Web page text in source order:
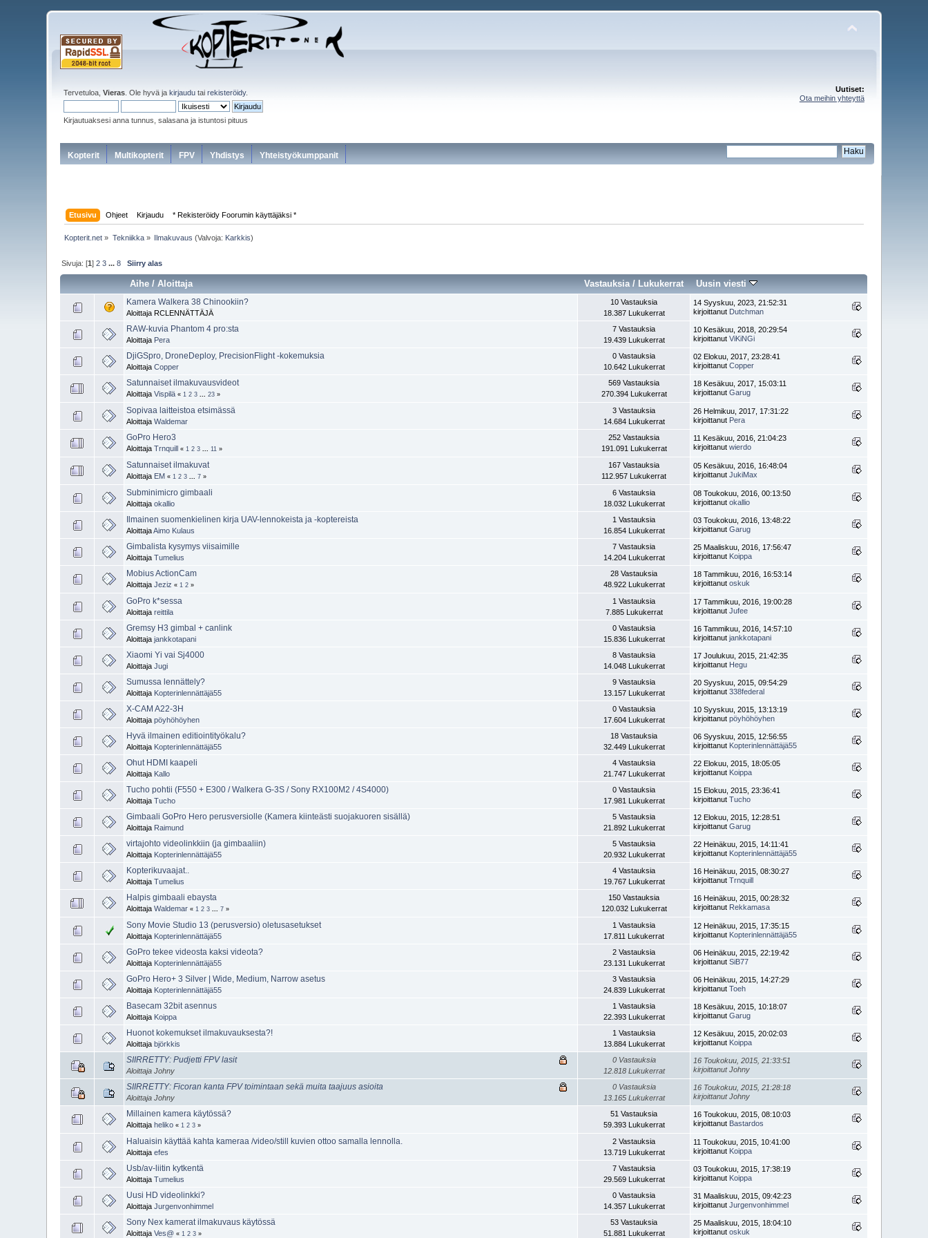
Tervetuloa,Vieras . Ole hyvä jakirjaudu tairekisteröidy.
Kirjautuaksesi anna tunnus, salasana ja istuntosi pituus
Uutiset:
Ota meihin yhteyttä
Kopterit Multikopterit FPV Yhdistys Yhteistyökumppanit
Etusivu Ohjeet Kirjaudu * Rekisteröidy Foorumin käyttäjäksi *
Kopterit.net » Tekniikka» Ilmakuvaus (Valvoja: Karkkis)
Sivuja: [1]2 3 ...8 Siirry alas
Aihe /Aloittaja Vastauksia/ Lukukerrat Uusin viesti
Kamera Walkera 38 Chinookiin?
Aloittaja RCLENNÄTTÄJÄ
10 Vastauksia
18.387 Lukukerrat
14 Syyskuu, 2023, 21:52:31
kirjoittanut Dutchman
RAW-kuvia Phantom 4 pro:sta
Aloittaja Pera
7 Vastauksia
19.439 Lukukerrat
10 Kesäkuu, 2018, 20:29:54
kirjoittanutViKiNGi
DjiGSpro, DroneDeploy, PrecisionFlight -kokemuksia
AloittajaCopper
0 Vastauksia
10.642 Lukukerrat
02 Elokuu, 2017, 23:28:41
kirjoittanutCopper
Satunnaiset ilmakuvausvideot
AloittajaVispilä « 1 2 3 ...23 »
569 Vastauksia
270.394 Lukukerrat
18 Kesäkuu, 2017, 15:03:11
kirjoittanutGarug
Sopivaa laitteistoa etsimässä
AloittajaWaldemar
3 Vastauksia
14.684 Lukukerrat
26 Helmikuu, 2017, 17:31:22
kirjoittanut Pera
GoPro Hero3
AloittajaTrnquill « 1 2 3 11 »
252 Vastauksia
191.091 Lukukerrat
11 Kesäkuu, 2016, 21:04:23
kirjoittanutwierdo
Satunnaiset ilmakuvat
Aloittaja EM « 1 2 3 ...7 »
167 Vastauksia
112.957 Lukukerrat
05 Kesäkuu, 2016, 16:48:04
kirjoittanutJukiMax
Subminimicro gimbaali
Aloittajaokallio
6 Vastauksia
18.032 Lukukerrat
08 Toukokuu, 2016, 00:13:50
kirjoittanutokallio
Ilmainen suomenkielinen kirja UAV-lennokeista ja -koptereista
AloittajaAimo Kulaus
1 Vastauksia
16.854 Lukukerrat
03 Toukokuu, 2016, 13:48:22
kirjoittanutGarug
Gimbalista kysymys viisaimille
AloittajaTumelius
7 Vastauksia
14.204 Lukukerrat
25 Maaliskuu, 2016, 17:56:47
kirjoittanut Koippa
Mobius ActionCam
AloittajaJeziz « 1 2 »
28 Vastauksia
48.922 Lukukerrat
18 Tammikuu, 2016, 16:53:14
kirjoittanutoskuk
GoPro k*sessa
Aloittajareittila
1 Vastauksia
7.885 Lukukerrat
17 Tammikuu, 2016, 19:00:28
kirjoittanutJufee
Gremsy H3 gimbal + canlink
Aloittajajankkotapani
0 Vastauksia
15.836 Lukukerrat
16 Tammikuu, 2016, 14:57:10
kirjoittanutjankkotapani
Xiaomi Yi vai Sj4000
AloittajaJugi
8 Vastauksia
14.048 Lukukerrat
17 Joulukuu, 2015, 21:42:35
kirjoittanut Hegu
Sumussa lennättely?
Aloittaja Kopterinlennättäjä55
9 Vastauksia
13.157 Lukukerrat
20 Syyskuu, 2015, 09:54:29
kirjoittanut338federal
X-CAM A22-3H
Aloittajapöyhöhöyhen
0 Vastauksia
17.604 Lukukerrat
10 Syyskuu, 2015, 13:13:19
kirjoittanutpöyhöhöyhen
Hyvä ilmainen editiointityökalu?
Aloittaja Kopterinlennättäjä55
18 Vastauksia
32.449 Lukukerrat
06 Syyskuu, 2015, 12:56:55
kirjoittanut Kopterinlennättäjä55
Ohut HDMI kaapeli
Aloittaja Kallo
4 Vastauksia
21.747 Lukukerrat
22 Elokuu, 2015, 18:05:05
kirjoittanut Koippa
Tucho pohtii (F550 + E300 / Walkera G-3S / Sony RX100M2 / 4S4000)
AloittajaTucho
0 Vastauksia
17.981 Lukukerrat
15 Elokuu, 2015, 23:36:41
kirjoittanutTucho
Gimbaali GoPro Hero perusversiolle (Kamera kiinteästi suojakuoren sisällä)
Aloittaja Raimund
5 Vastauksia
21.892 Lukukerrat
12 Elokuu, 2015, 12:28:51
kirjoittanutGarug
virtajohto videolinkkiin (ja gimbaaliin)
Aloittaja Kopterinlennättäjä55
5 Vastauksia
20.932 Lukukerrat
22 Heinäkuu, 2015, 14:11:41
kirjoittanut Kopterinlennättäjä55
Kopterikuvaajat..
AloittajaTumelius
4 Vastauksia
19.767 Lukukerrat
16 Heinäkuu, 2015, 08:30:27
kirjoittanutTrnquill
Halpis gimbaali ebaysta
AloittajaWaldemar « 1 2 3 ...7 »
150 Vastauksia
120.032 Lukukerrat
16 Heinäkuu, 2015, 00:28:32
kirjoittanut Rekkamasa
Sony Movie Studio 13 (perusversio) oletusasetukset
Aloittaja Kopterinlennättäjä55
1 Vastauksia
17.811 Lukukerrat
12 Heinäkuu, 2015, 17:35:15
kirjoittanut Kopterinlennättäjä55
GoPro tekee videosta kaksi videota?
Aloittaja Kopterinlennättäjä55
2 Vastauksia
23.131 Lukukerrat
06 Heinäkuu, 2015, 22:19:42
kirjoittanutSiB77
GoPro Hero+ 3 Silver | Wide, Medium, Narrow asetus
Aloittaja Kopterinlennättäjä55
3 Vastauksia
24.839 Lukukerrat
06 Heinäkuu, 2015, 14:27:29
kirjoittanutToeh
Basecam 32bit asennus
Aloittaja Koippa
1 Vastauksia
22.393 Lukukerrat
18 Kesäkuu, 2015, 10:18:07
kirjoittanutGarug
Huonot kokemukset ilmakuvauksesta?!
Aloittajabjörkkis
1 Vastauksia
13.884 Lukukerrat
12 Kesäkuu, 2015, 20:02:03
kirjoittanut Koippa
SIIRRETTY: Pudjetti FPV lasit
Aloittaja Johny
0 Vastauksia
12.818 Lukukerrat
16 Toukokuu, 2015, 21:33:51
kirjoittanut Johny
SIIRRETTY: Ficoran kanta FPV toimintaan sekä muita taajuus asioita
Aloittaja Johny
0 Vastauksia
13.165 Lukukerrat
16 Toukokuu, 2015, 21:28:18
kirjoittanut Johny
Millainen kamera käytössä?
Aloittajaheliko « 1 2 3 »
51 Vastauksia
59.393 Lukukerrat
16 Toukokuu, 2015, 08:10:03
kirjoittanut Bastardos
Haluaisin käyttää kahta kameraa /video/still kuvien ottoo samalla lennolla.
Aloittajaefes
2 Vastauksia
13.719 Lukukerrat
11 Toukokuu, 2015, 10:41:00
kirjoittanut Koippa
Usb/av-liitin kytkentä
AloittajaTumelius
7 Vastauksia
29.569 Lukukerrat
03 Toukokuu, 2015, 17:38:19
kirjoittanut Koippa
Uusi HD videolinkki?
AloittajaJurgenvonhimmel
0 Vastauksia
14.357 Lukukerrat
31 Maaliskuu, 2015, 09:42:23
kirjoittanutJurgenvonhimmel
Sony Nex kamerat ilmakuvaus käytössä
AloittajaVes@ « 1 2 3 »
53 Vastauksia
51.881 Lukukerrat
25 Maaliskuu, 2015, 18:04:10
kirjoittanutoskuk